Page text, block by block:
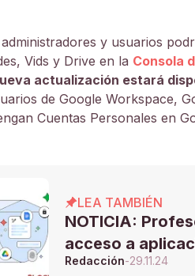
y usuarios
Vids y Drive en la Consola
actualización estará
de Google Workspace,
Cuentas Personales en
LEA TAMBIÉN
NOTICIA:
acceso a
Redacción-29.11.24